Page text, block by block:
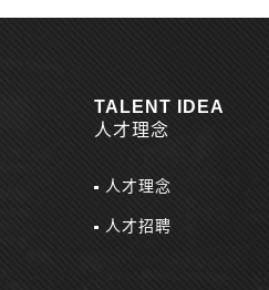
TALENT IDEA
人才理念
人才理念
人才招聘